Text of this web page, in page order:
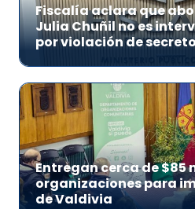
Fiscalía aclara que
Julia Chuñil no es
por violación de
Entregan cerca de $85
organizaciones para
de Valdivia